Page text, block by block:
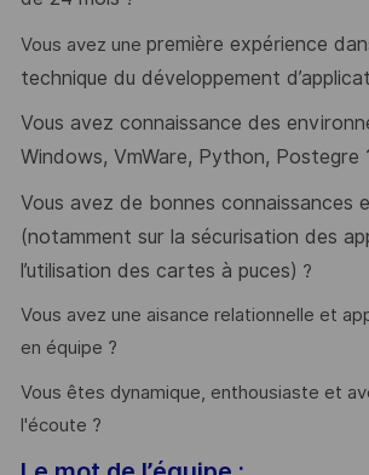
Vous avez une première expérience
technique du développement
Vous avez connaissance des
Windows, VmWare, Python, Postegre
Vous avez de bonnes connaissances
(notamment sur la sécurisation des
l’utilisation des cartes à puces) ?
Vous avez une aisance relationnelle et
en équipe ?
Vous êtes dynamique, enthousiaste et
l'écoute ?